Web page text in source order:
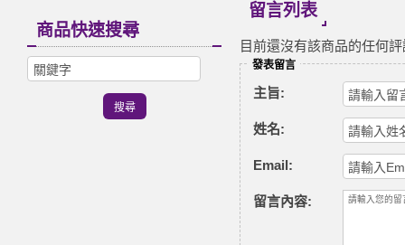
商品快速搜尋
留言列表
目前還沒有該商品的任何
發表留言
主旨:
姓名:
Email:
留言內容: